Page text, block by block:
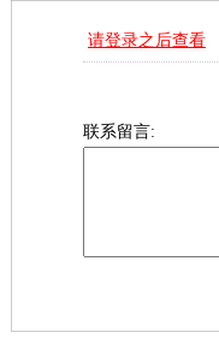
请登录之后查看
联系留言: